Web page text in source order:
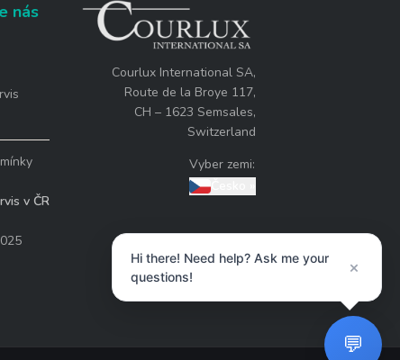
nás
v ČR
Courlux International SA,
Route de la Broye 117,
CH – 1623 Semsales,
Switzerland
Vyber zemi:
Česko
💬
Hi there! Need help? Ask me your
questions!
×